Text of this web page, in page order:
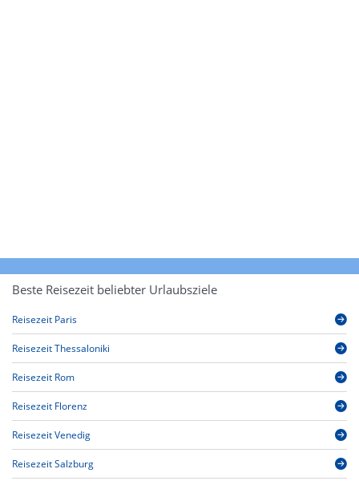
Beste Reisezeit beliebter Urlaubsziele
Reisezeit Paris
Reisezeit Thessaloniki
Reisezeit Rom
Reisezeit Florenz
Reisezeit Venedig
Reisezeit Salzburg